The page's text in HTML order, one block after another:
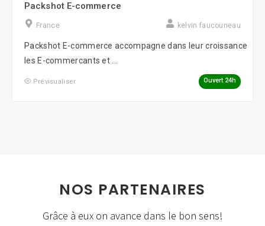
Packshot E-commerce
France kelvin faucouneau
Packshot E-commerce accompagne dans leur croissance
les E-commercants et ...
Prévisualiser Ouvert 24h
NOS PARTENAIRES
Grâce à eux on avance dans le bon sens!